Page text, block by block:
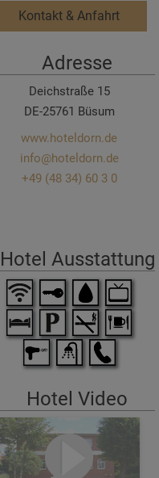
Kontakt & Anfahrt
Adresse
Deichstraße 15
DE-25761 Büsum
www.hoteldorn.de
info@hoteldorn.de
+49 (48 34) 60 3 0
Hotel Ausstattung
Hotel Video